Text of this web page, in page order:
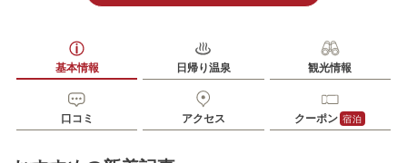
基本情報 日帰り温泉 観光情報
口コミ アクセス クーポン 宿泊